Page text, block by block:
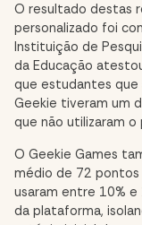
O resultado destas
personalizado foi
Instituição de
da Educação
que estudantes
Geekie tiveram um
que não utilizaram
O Geekie Games
médio de 72 pontos
usaram entre 10% e
da plataforma,